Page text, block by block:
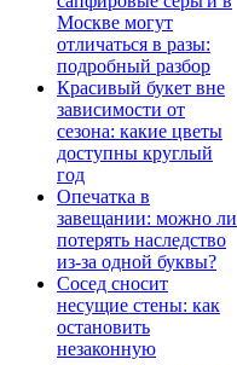
Москве могут
отличаться в разы:
подробный разбор
Красивый букет вне
зависимости от
сезона: какие цветы
доступны круглый
год
Опечатка в
завещании: можно ли
потерять наследство
из-за одной буквы?
Сосед сносит
несущие стены: как
остановить
незаконную